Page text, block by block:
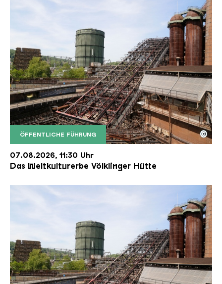
ÖFFENTLICHE FÜHRUNG
Der Erzschrägaufzug der Völklinger Hütte mit
Copyright: Weltkulturerbe Völklinger Hütte | Karl
©
07.08.2026, 11:30 Uhr
Das Weltkulturerbe Völklinger Hütte